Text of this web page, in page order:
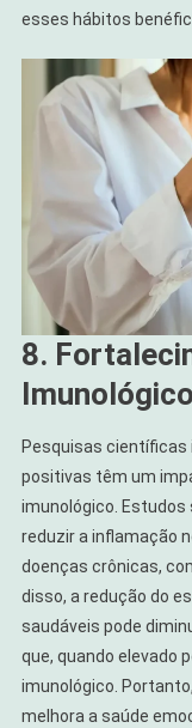
esses hábitos
8.
Imunológico
Pesquisas
positivas têm um
imunológico. Estudos
reduzir a inflamação
doenças crônicas,
disso, a redução do
saudáveis pode
que, quando elevado
imunológico.
melhora a saúde